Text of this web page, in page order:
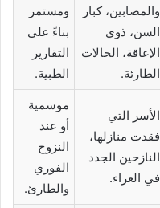
والمصابين، كبار
السن، ذوي
الإعاقة، الحالات
الطارئة.
ومستمر
بناءً على
التقارير
الطبية.
الأسر التي
فقدت منازلها،
النازحين الجدد
في العراء.
موسمية
أو عند
النزوح
الفوري
والطارئ.